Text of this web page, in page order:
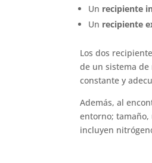
Un recipiente
Un recipiente
Los dos
de un sistema
constante y
Además, al
entorno;
incluyen